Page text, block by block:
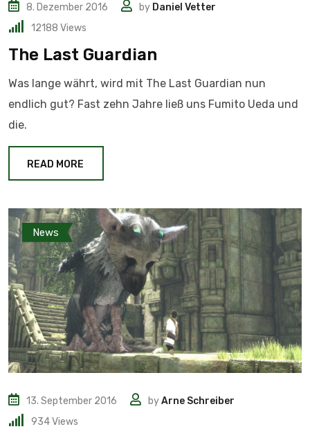
8. Dezember 2016 by Daniel Vetter
12188 Views
The Last Guardian
Was lange währt, wird mit The Last Guardian nun
endlich gut? Fast zehn Jahre ließ uns Fumito Ueda und
die.
READ MORE
News
13. September 2016 byArne Schreiber
934Views